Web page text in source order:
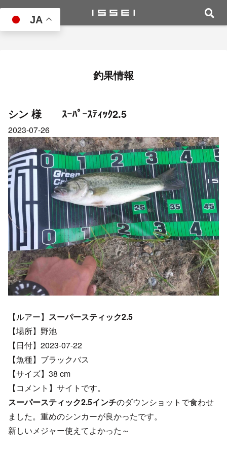
JA
釣果情報
シン 様 ｽｰﾊﾟｰｽﾃｨｯｸ2.5
2023-07-26
【ルアー】 スーパースティック2.5
【場所】野池
【日付】2023-07-22
【魚種】ブラックバス
【サイズ】38 cm
【コメント】サイトです。
スーパースティック2.5インチのダウンショットで食わせ
ました。重めのシンカーが良かったです。
新しいメジャー使えてよかった～